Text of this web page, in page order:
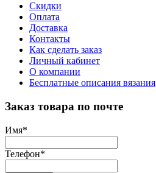
Скидки
Оплата
Доставка
Контакты
Как сделать заказ
Личный кабинет
О компании
Бесплатные описания вязания
Заказ товара по почте
Имя*
Телефон*